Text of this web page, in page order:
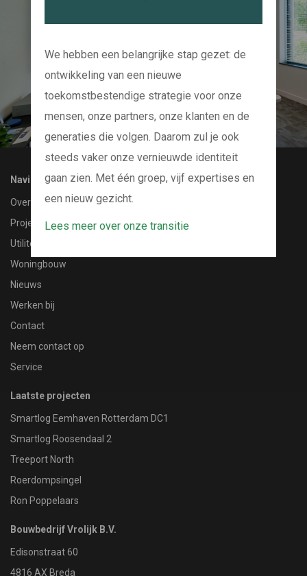
En we kijken samen naar uw project
Navigatie
Over ons
Projecten
Utiliteitsbouw
Woningbouw
Nieuws
Werken bij
Contact
Neem contact op
Service
Laatste projecten
Smartlog Eemhaven Rotterdam DC1
Smartlog Roosendaal 2
Treeport North
Roerdompsingel
Ron Poppelaars
Bouwbedrijf Vrolijk B.V.
Edisonstraat 60
4816 AX Breda
We hebben een belangrijke stap gezet: de
ontwikkeling van een nieuwe
toekomstbestendige strategie voor onze
mensen, onze partners, onze klanten en de
generaties die volgen. Daarom zul je ook
steeds vaker onze vernieuwde identiteit
gaan zien. Met één groep, vijf expertises en
een nieuw gezicht.
Lees meer over onze transitie